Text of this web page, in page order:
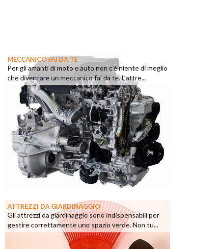
MECCANICO FAI DA TE
Per gli amanti di moto e auto non c’è niente di meglio
che diventare un meccanico fai da te. L’attre...
ATTREZZI DA GIARDINAGGIO
Gli attrezzi da giardinaggio sono indispensabili per
gestire correttamente uno spazio verde. Non tu...